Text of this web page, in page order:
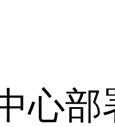
心部